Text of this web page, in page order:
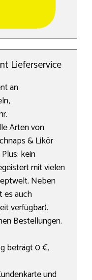
Lieferservice
an
Arten von
& Likör
kein
mit vielen
Neben
es auch
verfügbar).
Bestellungen.
beträgt 0 €,
und